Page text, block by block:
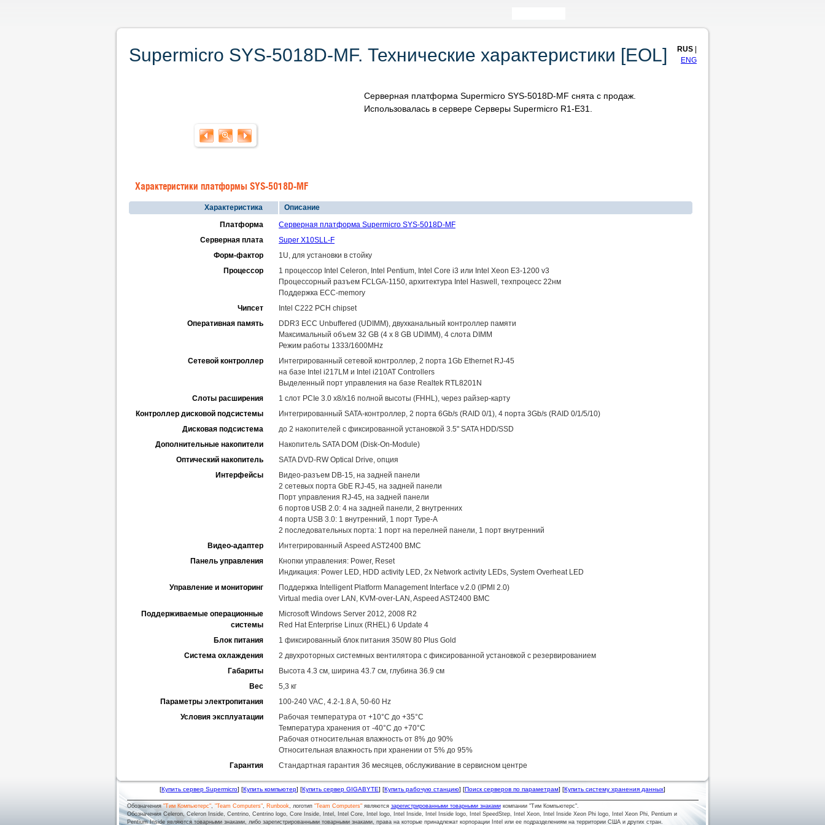
Supermicro SYS-5018D-MF. Технические характеристики [EOL] RUS
ENG
Серверная платформа Supermicro SYS-5018D-MF снята с продаж.
Использовалась в сервере Серверы Supermicro R1-E31.
Характеристики платформы SYS-5018D-MF
Характеристика
Описание
Платформа
Серверная платформа Supermicro SYS-5018D-MF
Серверная плата
Super X10SLL-F
Форм-фактор
1U, для установки в стойку
Процессор
1 процессор Intel Celeron, Intel Pentium, Intel Core i3 или Intel Xeon E3-1200 v3
Процессорный разъем FCLGA-1150, архитектура Intel Haswell, техпроцесс 22нм
Поддержка ECC-memory
Чипсет
Intel C222 PCH chipset
Оперативная память
DDR3 ECC Unbuffered (UDIMM), двухканальный контроллер памяти
Максимальный объем 32 GB (4 x 8 GB UDIMM), 4 слота DIMM
Режим работы 1333/1600MHz
Сетевой контроллер
Интегрированный сетевой контроллер, 2 порта 1Gb Ethernet RJ-45
на базе Intel i217LM и Intel i210AT Controllers
Выделенный порт управления на базе Realtek RTL8201N
Слоты расширения
1 слот PCIe 3.0 x8/x16 полной высоты (FHHL), через райзер-карту
Контроллер дисковой подсистемы
Интегрированный SATA-контроллер, 2 порта 6Gb/s (RAID 0/1), 4 порта 3Gb/s (RAID 0/1/5/10)
Дисковая подсистема
до 2 накопителей с фиксированной установкой 3.5" SATA HDD/SSD
Дополнительные накопители
Накопитель SATA DOM (Disk-On-Module)
Оптический накопитель
SATA DVD-RW Optical Drive, опция
Интерфейсы
Видео-разъем DB-15, на задней панели
2 сетевых порта GbE RJ-45, на задней панели
Порт управления RJ-45, на задней панели
6 портов USB 2.0: 4 на задней панели, 2 внутренних
4 порта USB 3.0: 1 внутренний, 1 порт Type-A
2 последовательных порта: 1 порт на перелней панели, 1 порт внутренний
Видео-адаптер
Интегрированный Aspeed AST2400 BMC
Панель управления
Кнопки управления: Power, Reset
Индикация: Power LED, HDD activity LED, 2x Network activity LEDs, System Overheat LED
Управление и мониторинг
Поддержка Intelligent Platform Management Interface v.2.0 (IPMI 2.0)
Virtual media over LAN, KVM-over-LAN, Aspeed AST2400 BMC
Поддерживаемые операционные
системы
Microsoft Windows Server 2012, 2008 R2
Red Hat Enterprise Linux (RHEL) 6 Update 4
Блок питания
1 фиксированный блок питания 350W 80 Plus Gold
Система охлаждения
2 двухроторных системных вентилятора с фиксированной установкой с резервированием
Габариты
Высота 4.3 см, ширина 43.7 см, глубина 36.9 см
Вес
5,3 кг
Параметры электропитания
100-240 VAC, 4.2-1.8 A, 50-60 Hz
Условия эксплуатации
Рабочая температура от +10°C до +35°C
Температура хранения от -40°C до +70°C
Рабочая относительная влажность от 8% до 90%
Относительная влажность при хранении от 5% до 95%
Гарантия
Стандартная гарантия 36 месяцев, обслуживание в сервисном центре
[Купить сервер Supermicro] [Купить компьютер] [Купить сервер GIGABYTE] [Купить рабочую станцию] [Поиск серверов по параметрам] [Купить систему хранения данных]
Обозначения"Тим Компьютерс", "Team Computers", Runbook, логотип "Team Computers"являются зарегистрированными товарными знакамикомпании "Тим Компьютерс".
Обозначения Celeron, Celeron Inside, Centrino, Centrino logo, Core Inside, Intel, Intel Core, Intel logo, Intel Inside, Intel Inside logo, Intel SpeedStep, Intel Xeon, Intel Inside Xeon Phi logo, Intel Xeon Phi, Pentium и
Pentium Inside являются товарными знаками, либо зарегистрированными товарными знаками, права на которые принадлежат корпорации Intel или ее подразделениям на территории США и других стран.